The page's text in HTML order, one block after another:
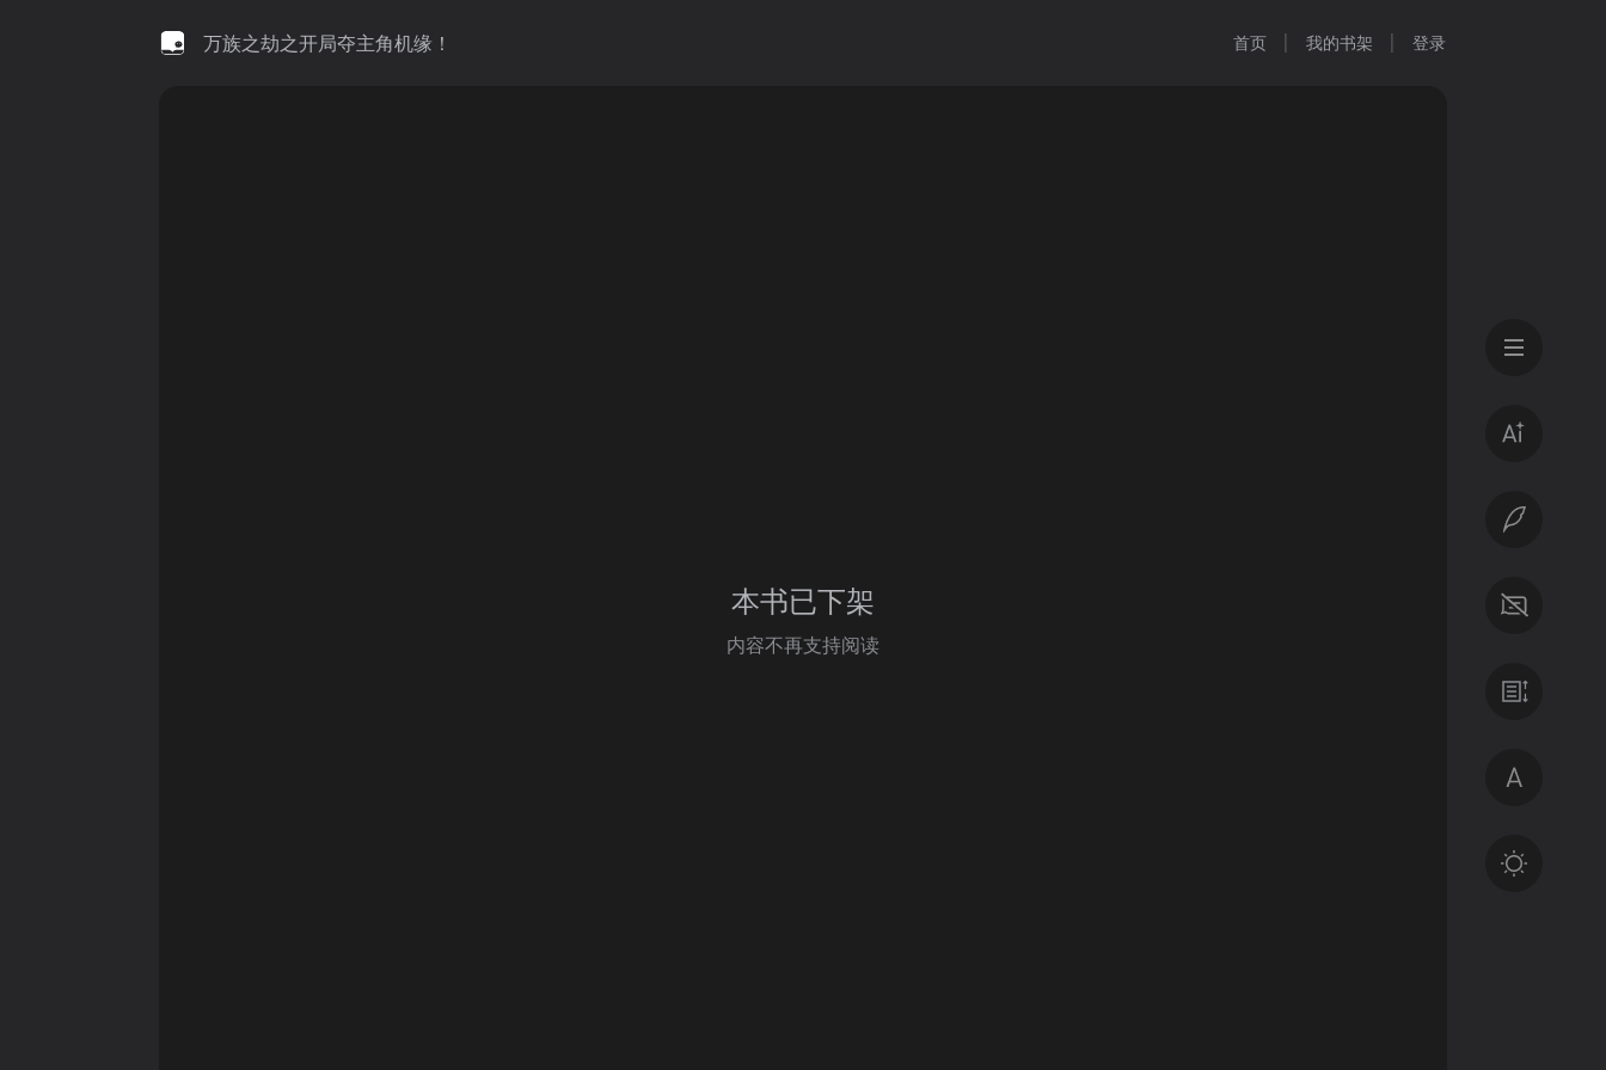
万族之劫之开局夺主角机缘！ 首页 我的书架 登录
本书已下架
内容不再支持阅读